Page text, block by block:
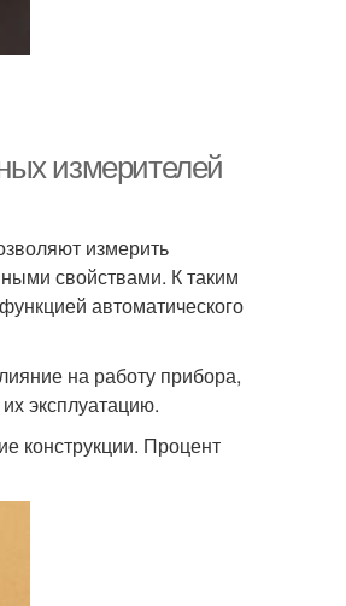
измерителей
измерить
свойствами. К таким
автоматического
на работу прибора,
эксплуатацию.
конструкции. Процент